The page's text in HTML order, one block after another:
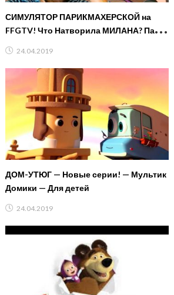
СИМУЛЯТОР ПАРИКМАХЕРСКОЙ на
FFGTV! Что Натворила МИЛАНА? Папа
24.04.2019
ДОМ-УТЮГ — Новые серии! — Мультик
Домики — Для детей
24.04.2019